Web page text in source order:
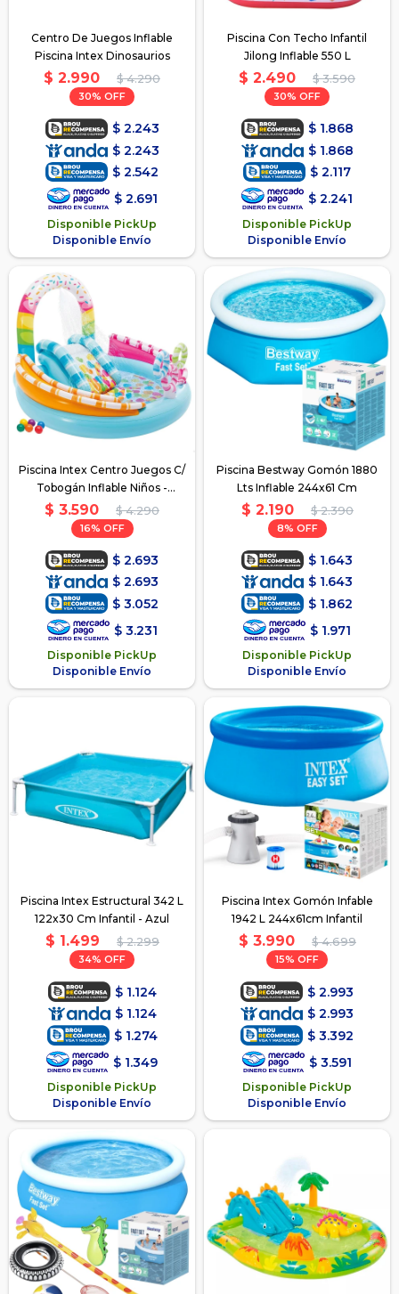
Centro De Juegos Inflable
Piscina Intex Dinosaurios
$ 2.990 $ 4.290
30
$ 2.243
$ 2.243
$ 2.542
$ 2.691
Disponible PickUp
Disponible Envío
Piscina Con Techo Infantil
Jilong Inflable 550 L
$ 2.490 $ 3.590
30
$ 1.868
$ 1.868
$ 2.117
$ 2.241
Disponible PickUp
Disponible Envío
Piscina Intex Centro Juegos C/
Tobogán Inflable Niños -
multicolor
$ 3.590 $ 4.290
16
$ 2.693
$ 2.693
$ 3.052
$ 3.231
Disponible PickUp
Disponible Envío
Piscina Bestway Gomón 1880
Lts Inflable 244x61 Cm
$ 2.190 $ 2.390
8
$ 1.643
$ 1.643
$ 1.862
$ 1.971
Disponible PickUp
Disponible Envío
Piscina Intex Estructural 342 L
122x30 Cm Infantil - Azul
$ 1.499 $ 2.299
34
$ 1.124
$ 1.124
$ 1.274
$ 1.349
Disponible PickUp
Disponible Envío
Piscina Intex Gomón Infable
1942 L 244x61cm Infantil
$ 3.990 $ 4.699
15
$ 2.993
$ 2.993
$ 3.392
$ 3.591
Disponible PickUp
Disponible Envío